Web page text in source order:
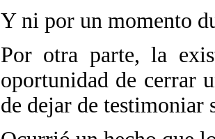
Y ni por un momento
Por otra parte, la
oportunidad de cerrar
de dejar de testimoniar